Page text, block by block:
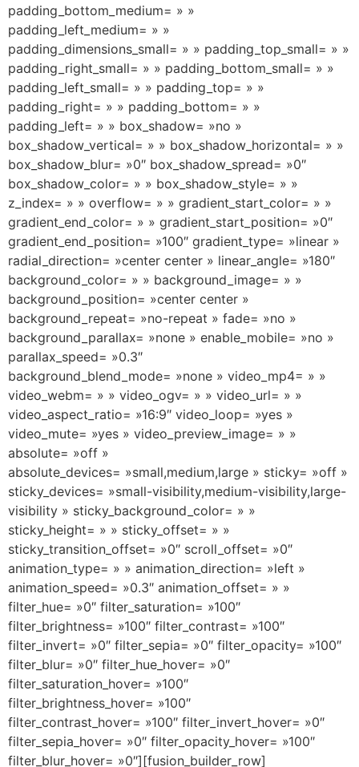
padding_bottom_medium= » »
padding_left_medium= » »
padding_dimensions_small= » » padding_top_small= » »
padding_right_small= » » padding_bottom_small= » »
padding_left_small= » » padding_top= » »
padding_right= » » padding_bottom= » »
padding_left= » » box_shadow= »no »
box_shadow_vertical= » » box_shadow_horizontal= » »
box_shadow_blur= »0″ box_shadow_spread= »0″
box_shadow_color= » » box_shadow_style= » »
z_index= » » overflow= » » gradient_start_color= » »
gradient_end_color= » » gradient_start_position= »0″
gradient_end_position= »100″ gradient_type= »linear »
radial_direction= »center center » linear_angle= »180″
background_color= » » background_image= » »
background_position= »center center »
background_repeat= »no-repeat » fade= »no »
background_parallax= »none » enable_mobile= »no »
parallax_speed= »0.3″
background_blend_mode= »none » video_mp4= » »
video_webm= » » video_ogv= » » video_url= » »
video_aspect_ratio= »16:9″ video_loop= »yes »
video_mute= »yes » video_preview_image= » »
absolute= »off »
absolute_devices= »small,medium,large » sticky= »off »
sticky_devices= »small-visibility,medium-visibility,large-
visibility » sticky_background_color= » »
sticky_height= » » sticky_offset= » »
sticky_transition_offset= »0″ scroll_offset= »0″
animation_type= » » animation_direction= »left »
animation_speed= »0.3″ animation_offset= » »
filter_hue= »0″ filter_saturation= »100″
filter_brightness= »100″ filter_contrast= »100″
filter_invert= »0″ filter_sepia= »0″ filter_opacity= »100″
filter_blur= »0″ filter_hue_hover= »0″
filter_saturation_hover= »100″
filter_brightness_hover= »100″
filter_contrast_hover= »100″ filter_invert_hover= »0″
filter_sepia_hover= »0″ filter_opacity_hover= »100″
filter_blur_hover= »0″][fusion_builder_row]